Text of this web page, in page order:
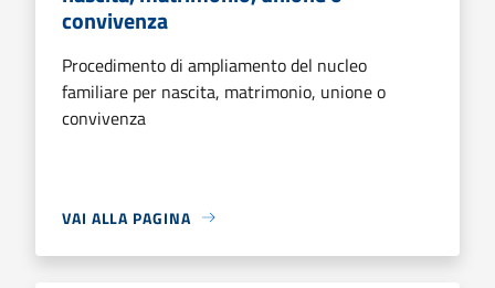
convivenza
Procedimento di ampliamento del nucleo
familiare per nascita, matrimonio, unione o
convivenza
VAI ALLA PAGINA